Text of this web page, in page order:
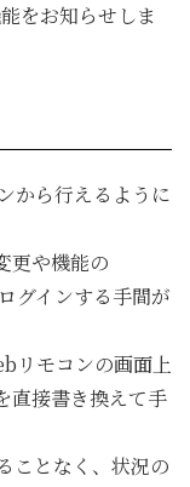
をお知らせしま
から行えるように
更や機能の
グインする手間が
リモコンの画面上
直接書き換えて手
ことなく、状況の